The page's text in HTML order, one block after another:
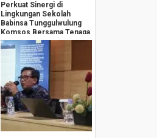
Perkuat Sinergi di
Lingkungan Sekolah
Babinsa Tunggulwulung
Komsos Bersama Tenaga
Pengajar